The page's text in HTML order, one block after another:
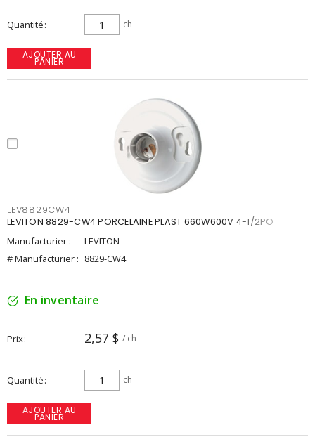
Quantité ch
AJOUTER AU
PANIER
LEV8829CW4
LEVITON 8829-CW4 PORCELAINE PLAST 660W600V 4-1/2PO
Manufacturier :
LEVITON
# Manufacturier : 8829-CW4
En inventaire
Prix 2,57 $ / ch
Quantité ch
AJOUTER AU
PANIER